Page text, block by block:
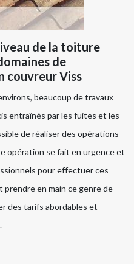
de la toiture
de
couvreur Viss
beaucoup de travaux
entraînés par les fuites et les
de réaliser des opérations
opération se fait en urgence et
pour effectuer ces
en main ce genre de
des tarifs abordables et